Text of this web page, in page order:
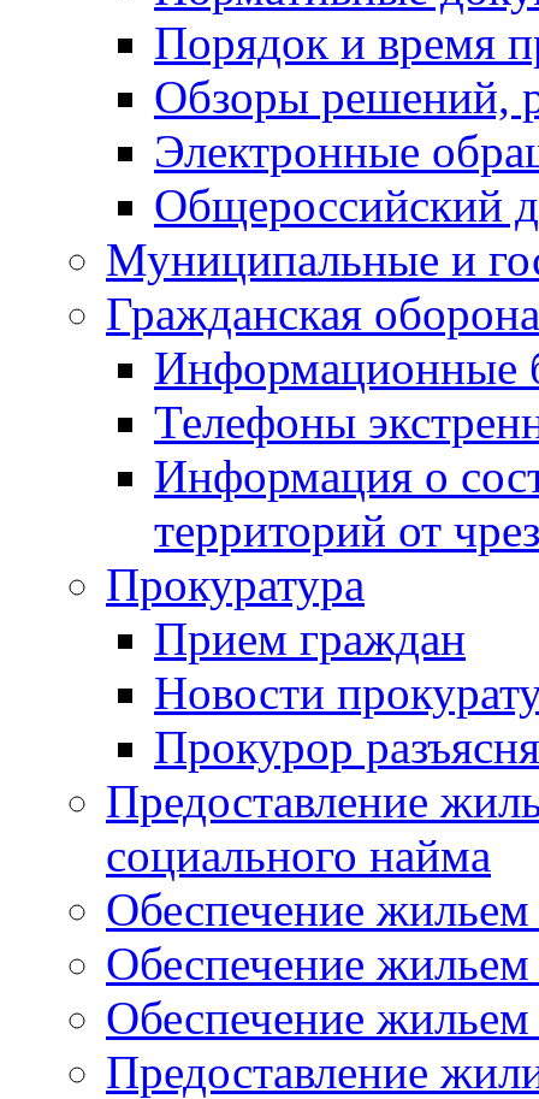
Порядок и время
Обзоры решений,
Электронные
Общероссийский
Муниципальные и
Гражданская
Информационные
Телефоны
Информация о
территорий от
Прокуратура
Прием граждан
Новости
Прокурор
Предоставление
социального найма
Обеспечение
Обеспечение
Обеспечение жильем
Предоставление